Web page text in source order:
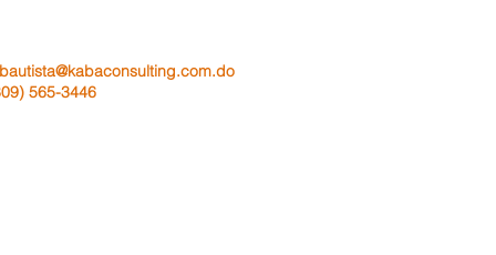
kabaconsulting.com.do
565-3446